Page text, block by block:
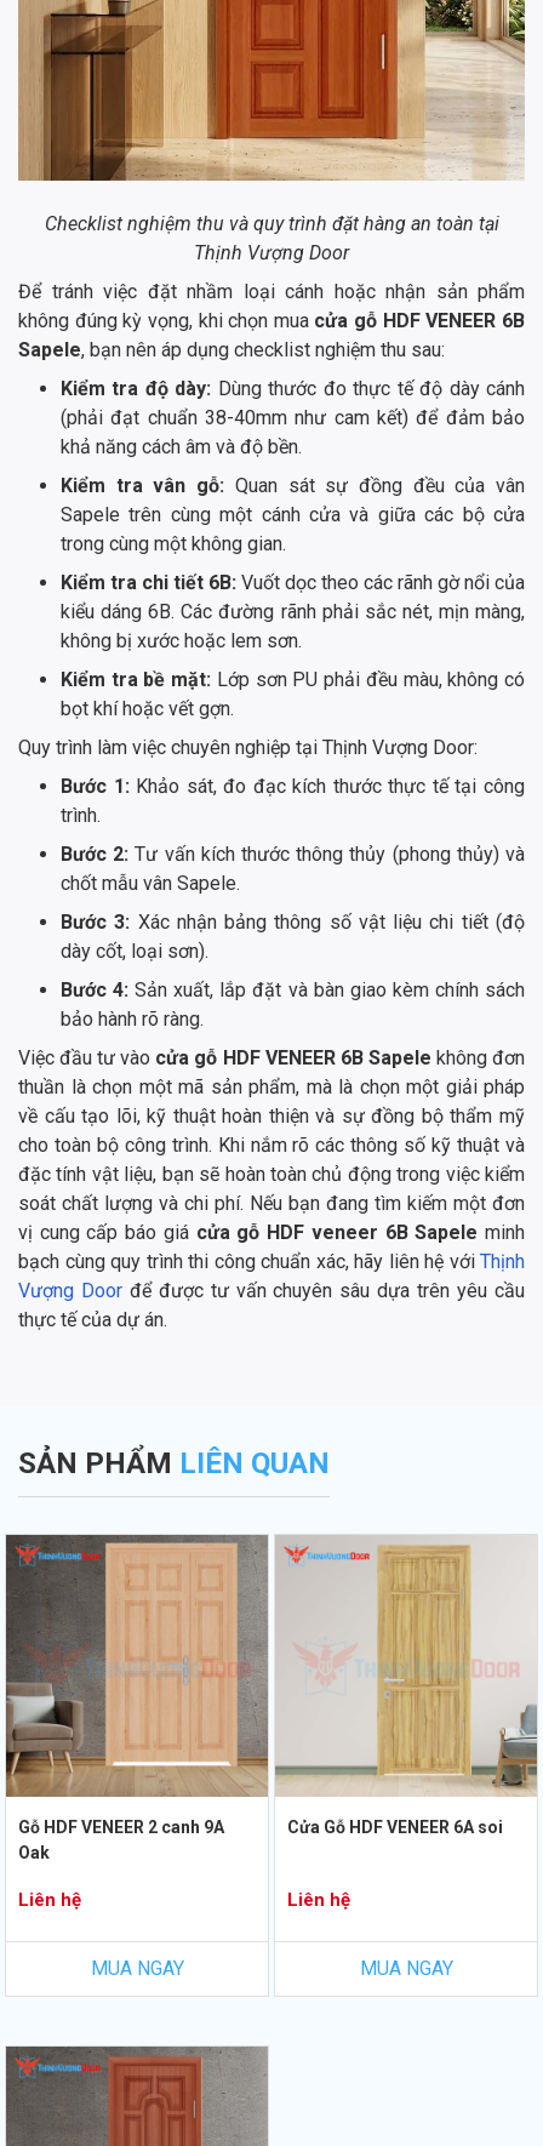
Checklist nghiệm thu và quy trình đặt hàng an toàn tại
Thịnh Vượng Door
Để tránh việc đặt nhầm loại cánh hoặc nhận sản phẩm
không đúng kỳ vọng, khi chọn mua cửa gỗ HDF VENEER 6B
Sapele, bạn nên áp dụng checklist nghiệm thu sau:
Kiểm tra độ dày: Dùng thước đo thực tế độ dày cánh
(phải đạt chuẩn 38-40mm như cam kết) để đảm bảo
khả năng cách âm và độ bền.
Kiểm tra vân gỗ: Quan sát sự đồng đều của vân
Sapele trên cùng một cánh cửa và giữa các bộ cửa
trong cùng một không gian.
Kiểm tra chi tiết 6B: Vuốt dọc theo các rãnh gờ nổi của
kiểu dáng 6B. Các đường rãnh phải sắc nét, mịn màng,
không bị xước hoặc lem sơn.
Kiểm tra bề mặt: Lớp sơn PU phải đều màu, không có
bọt khí hoặc vết gợn.
Quy trình làm việc chuyên nghiệp tại Thịnh Vượng Door:
Bước 1: Khảo sát, đo đạc kích thước thực tế tại công
trình.
Bước 2: Tư vấn kích thước thông thủy (phong thủy) và
chốt mẫu vân Sapele.
Bước 3: Xác nhận bảng thông số vật liệu chi tiết (độ
dày cốt, loại sơn).
Bước 4:Sản xuất, lắp đặt và bàn giao kèm chính sách
bảo hành rõ ràng.
Việc đầu tư vào cửa gỗ HDF VENEER 6B Sapele không đơn
thuần là chọn một mã sản phẩm, mà là chọn một giải pháp
về cấu tạo lõi, kỹ thuật hoàn thiện và sự đồng bộ thẩm mỹ
cho toàn bộ công trình. Khi nắm rõ các thông số kỹ thuật và
đặc tính vật liệu, bạn sẽ hoàn toàn chủ động trong việc kiểm
soát chất lượng và chi phí. Nếu bạn đang tìm kiếm một đơn
vị cung cấp báo giá cửa gỗ HDF veneer 6B Sapele minh
bạch cùng quy trình thi công chuẩn xác, hãy liên hệ với Thịnh
Vượng Door để được tư vấn chuyên sâu dựa trên yêu cầu
thực tế của dự án.
SẢN PHẨM LIÊN QUAN
Gỗ HDF VENEER 2 canh 9A
Oak
Liên hệ
MUA NGAY
Cửa Gỗ HDF VENEER 6A soi
Liên hệ
MUA NGAY